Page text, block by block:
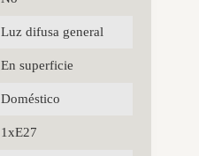
Luz difusa general
En superficie
Doméstico
1xE27